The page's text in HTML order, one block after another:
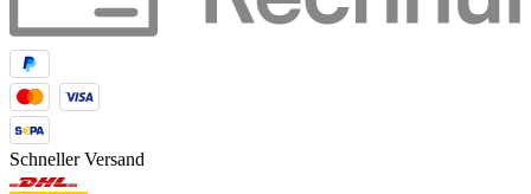
Schneller Versand